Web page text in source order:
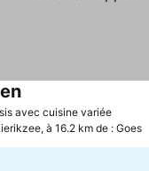
avec cuisine variée
Consulter les prix
à 16.2 km de : Goes